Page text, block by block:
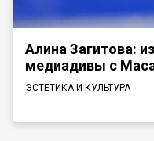
Алина Загитова:
медиадивы с
ЭСТЕТИКА И КУЛЬТУРА